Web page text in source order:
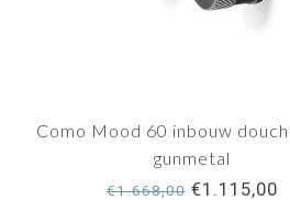
Como Mood 60 inbouw
gunmetal
€1.668,00€1.115,00